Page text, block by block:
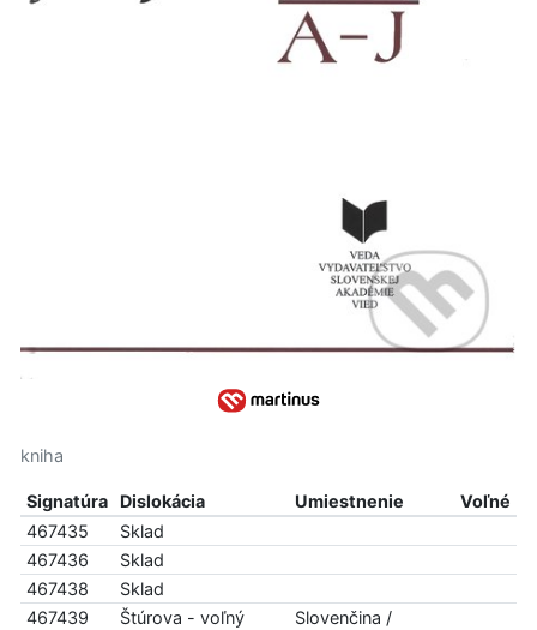
kniha
Signatúra Dislokácia Umiestnenie
Voľné
467435
Sklad
467436
Sklad
467438
Sklad
467439
Štúrova - voľný
Slovenčina /